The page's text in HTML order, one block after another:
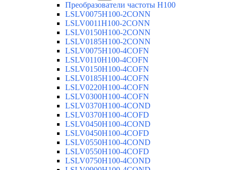
Преобразователи частоты H100
LSLV0075H100-2CONN
LSLV0011H100-2CONN
LSLV0150H100-2CONN
LSLV0185H100-2CONN
LSLV0075H100-4COFN
LSLV0110H100-4COFN
LSLV0150H100-4COFN
LSLV0185H100-4COFN
LSLV0220H100-4COFN
LSLV0300H100-4COFN
LSLV0370H100-4COND
LSLV0370H100-4COFD
LSLV0450H100-4COND
LSLV0450H100-4COFD
LSLV0550H100-4COND
LSLV0550H100-4COFD
LSLV0750H100-4COND